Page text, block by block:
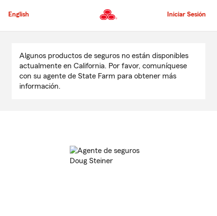
al
principal
English Iniciar Sesión
contenido
principal
Algunos productos de seguros no están disponibles
actualmente en California. Por favor, comuníquese
con su agente de State Farm para obtener más
información.